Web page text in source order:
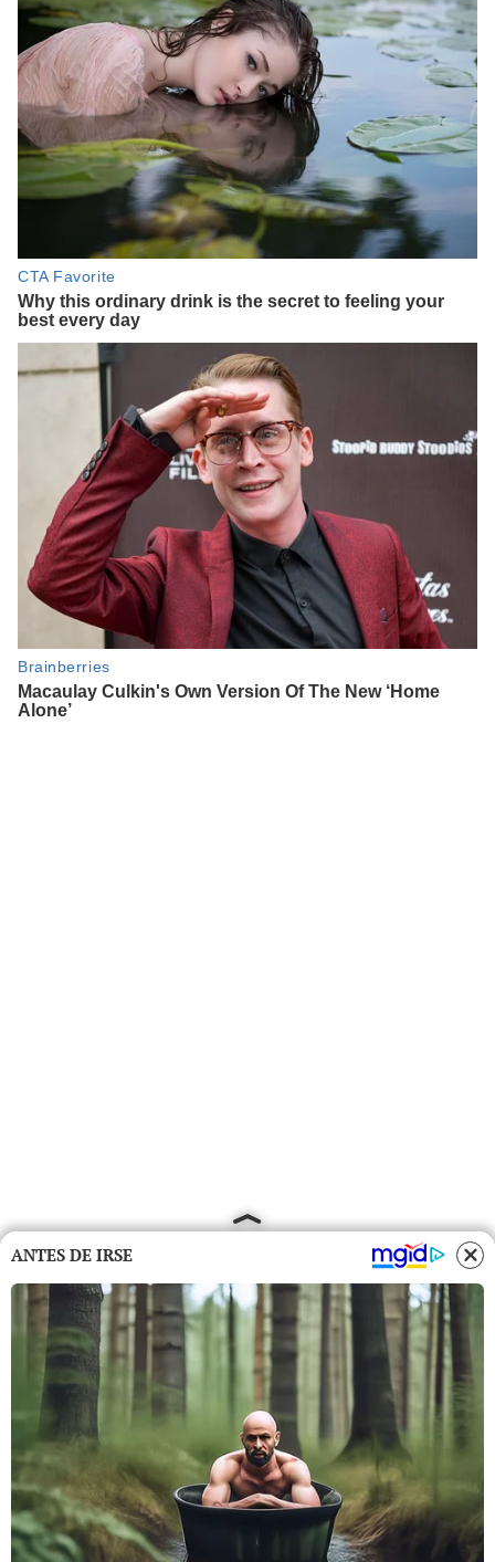
ANTES DE IRSE